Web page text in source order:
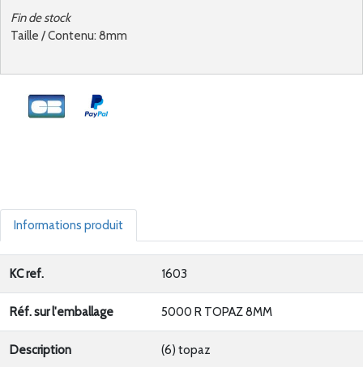
Taille / Contenu: 8mm
Fin de stock
Informations produit
KC ref. 1603
Réf. sur l'emballage 5000 R TOPAZ 8MM
Description (6) topaz